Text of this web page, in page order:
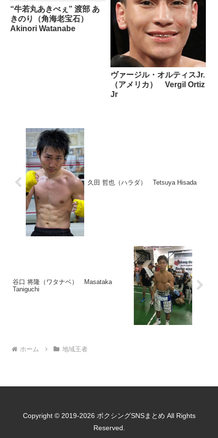
“牛若丸あきべぇ” 渡部 あ
きのり（角海老宝石）
Akinori Watanabe
ヴァージル・オルティスJr.
（アメリカ） Vergil Ortiz
Jr
久田 哲也（ハラダ） Tetsuya Hisada
谷口 将隆（ワタナベ） Masataka
Taniguchi
ホーム 地域王者
Copyright © 2019-2026 ボクシングSNSまとめ All Rights
Reserved.